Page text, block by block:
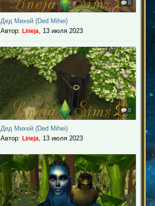
0
Дед Михей (Ded Mihei)
Автор: Lineja 13 июля 2023
0
Дед Михей (Ded Mihei)
Автор: Lineja 13 июля 2023